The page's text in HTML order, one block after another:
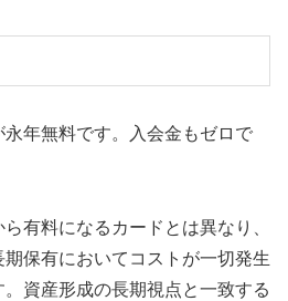
年無料です。入会金もゼロで
有料になるカードとは異なり、
保有においてコストが一切発生
資産形成の長期視点と一致する